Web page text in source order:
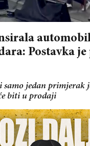
Postavka
samo jedan primjerak
biti u prodaji